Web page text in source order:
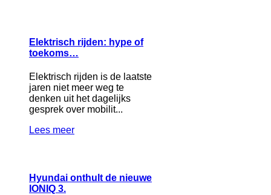
Elektrisch rijden: hype of
toekoms…
Elektrisch rijden is de laatste
jaren niet meer weg te
denken uit het dagelijks
gesprek over mobilit...
Lees meer
Hyundai onthult de nieuwe
IONIQ 3.